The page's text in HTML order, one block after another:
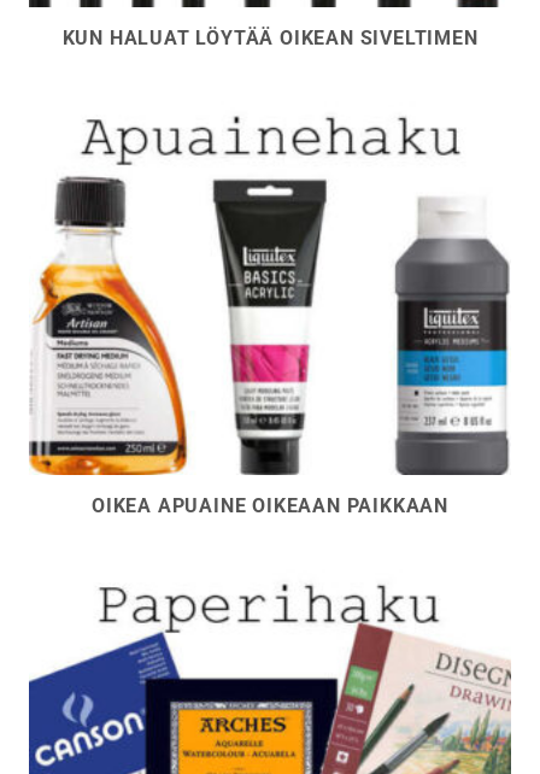
KUN HALUAT LÖYTÄÄ OIKEAN SIVELTIMEN
OIKEA APUAINE OIKEAAN PAIKKAAN